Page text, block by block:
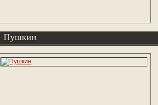
Пушкин